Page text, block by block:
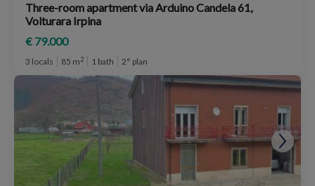
Three-room apartment via Arduino Candela 61,
Volturara Irpina
€ 79.000
3 locals 85 m2 1 bath 2° plan